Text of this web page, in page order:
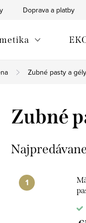
Doprava a platby
Zubné pasty a gély
Zubné